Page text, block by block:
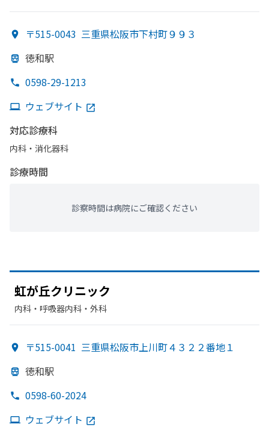
〒515-0043 三重県松阪市下村町９９３
徳和駅
0598-29-1213
ウェブサイト
対応診療科
内科・​消化器科
診療時間
診察時間は病院にご確認ください
虹が丘クリニック
内科・​呼吸器内科・​外科
〒515-0041 三重県松阪市上川町４３２２番地１
徳和駅
0598-60-2024
ウェブサイト